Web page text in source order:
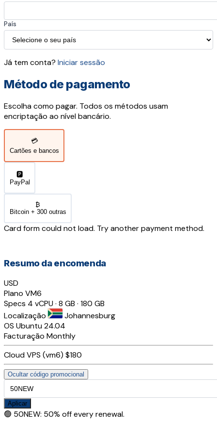
País
Já tem conta? Iniciar sessão
Método de pagamento
Escolha como pagar. Todos os métodos usam
encriptação ao nível bancário.
💳
Cartões e bancos
🅿️
PayPal
₿
Bitcoin + 300 outras
Card form could not load. Try another payment method.
Resumo da encomenda
USD
Plano VM6
Specs 4 vCPU · 8 GB · 180 GB
Localização
Johannesburg
OS Ubuntu 24.04
Facturação Monthly
Cloud VPS (vm6) $180
Ocultar código promocional
Aplicar
🟢 50NEW: 50% off every renewal.